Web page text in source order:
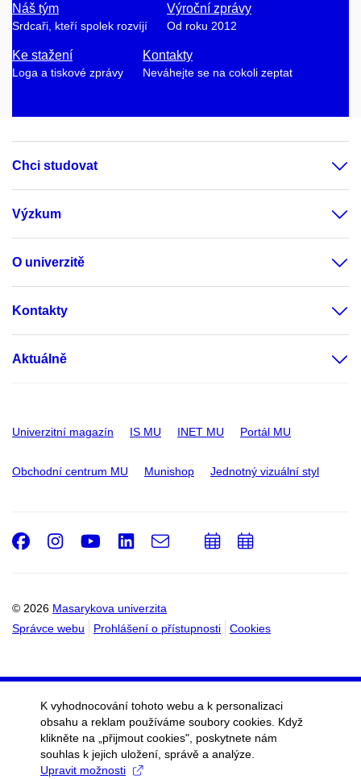
Náš tým
Srdcaři, kteří spolek rozvíjí
Výroční zprávy
Od roku 2012
Ke stažení
Loga a tiskové zprávy
Kontakty
Neváhejte se na cokoli zeptat
Chci studovat
Výzkum
O univerzitě
Kontakty
Aktuálně
Univerzitní magazín IS MU INET MU Portál MU
Obchodní centrum MU Munishop Jednotný vizuální styl
© 2026 Masarykova univerzita
Správce webu
Prohlášení o přístupnosti Cookies
Facebook
Instagram
Youtube
LinkedIn
e-
Email
PřidatPřidat
K vyhodnocování tohoto webu a k personalizaci
obsahu a reklam používáme soubory cookies. Když
klikněte na „přijmout cookies", poskytnete nám
souhlas k jejich uložení, správě a analýze.
Upravit možnosti